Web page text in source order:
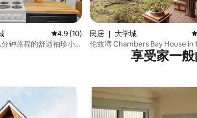
平均评分 4.9 分（满分 5 分），共 10 条评价
4.9 (10)
钟路程的舒适袖珍小
民居 ｜ 大学城
伦兹湾 Chambers Bay House in
享受家一